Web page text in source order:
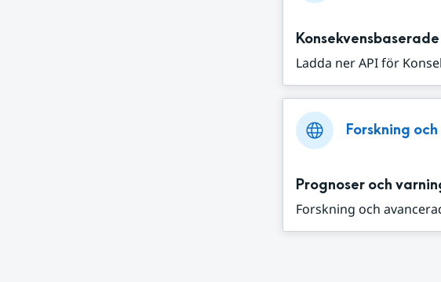
Ladda ner API för
Forskning
Prognoser och
Forskning och